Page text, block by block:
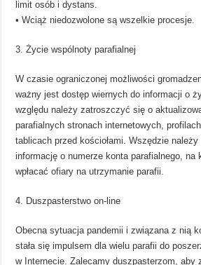
limit osób i dystans.
• Wciąż niedozwolone są wszelkie procesje.
3. Życie wspólnoty parafialnej
W czasie ograniczonej możliwości
ważny jest dostęp wiernych do informacji o
względu należy zatroszczyć się o
parafialnych stronach internetowych,
tablicach przed kościołami. Wszędzie
informację o numerze konta parafialnego, na
wpłacać ofiary na utrzymanie parafii.
4. Duszpasterstwo on-line
Obecna sytuacja pandemii i związana z nią
stała się impulsem dla wielu parafii do
w Internecie. Zalecamy duszpasterzom, aby